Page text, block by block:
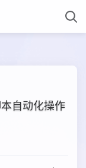
自动化操作